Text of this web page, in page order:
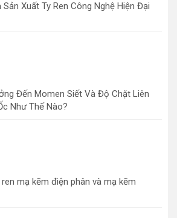
Sản Xuất Ty Ren Công Nghệ Hiện Đại
Đến Momen Siết Và Độ Chặt Liên
Như Thế Nào?
mạ kẽm điện phân và mạ kẽm